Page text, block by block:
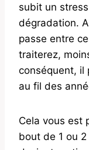
subit un
dégradation.
passe entre
traiterez,
conséquent, il
au fil des
Cela vous est
bout de 1 ou